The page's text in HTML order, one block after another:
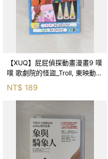
【XUQ】屁屁偵探動畫漫畫9 噗
噗 歌劇院的怪盜_Troll, 東映動畫
株式會社, 張東君
NT$ 189